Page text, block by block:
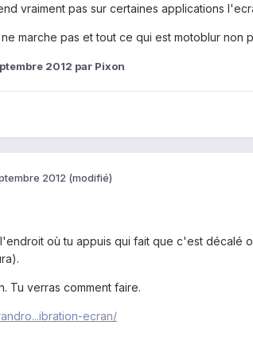
vraiment pas sur certaines applications
marche pas et tout ce qui est motoblur non
2012 par Pixon
2012 (modifié)
où tu appuis qui fait que c'est décalé
Tu verras comment faire.
ecran/